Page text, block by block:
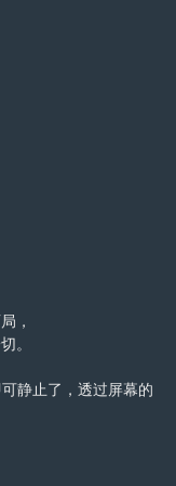
，
。
静止了，透过屏幕的